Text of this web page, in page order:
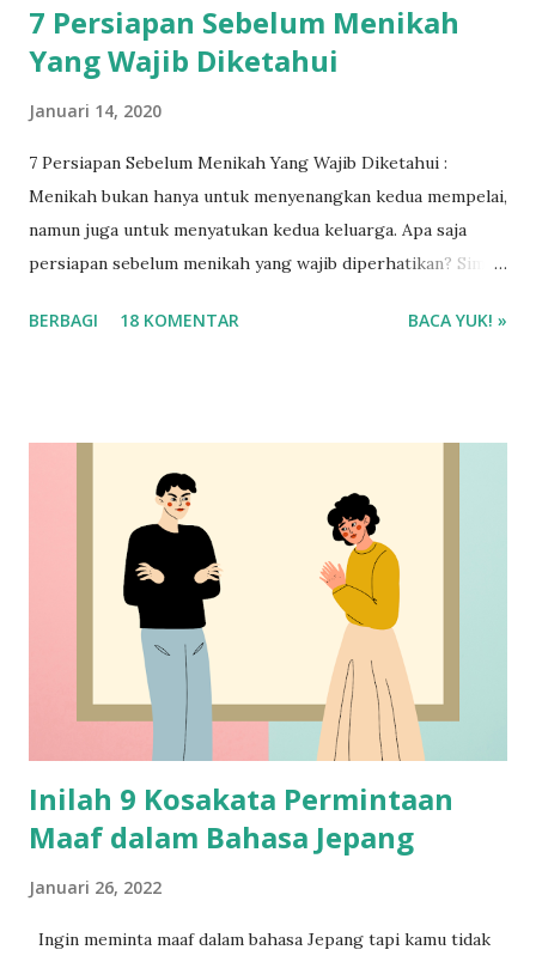
7 Persiapan Sebelum Menikah
Yang Wajib Diketahui
Januari 14, 2020
7 Persiapan Sebelum Menikah Yang Wajib Diketahui :
Menikah bukan hanya untuk menyenangkan kedua mempelai,
namun juga untuk menyatukan kedua keluarga. Apa saja
persiapan sebelum menikah yang wajib diperhatikan? Simak
BERBAGI 18 KOMENTAR BACA YUK! »
Inilah 9 Kosakata Permintaan
Maaf dalam Bahasa Jepang
Januari 26, 2022
Ingin meminta maaf dalam bahasa Jepang tapi kamu tidak